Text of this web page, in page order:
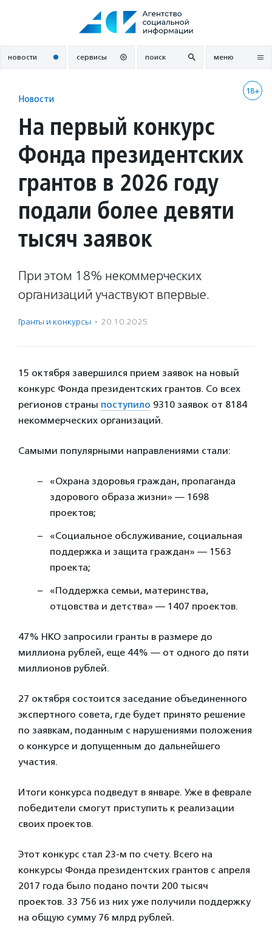
новости сервисы поиск меню
18+
Новости
На первый конкурс
Фонда президентских
грантов в 2026 году
подали более девяти
тысяч заявок
При этом 18% некоммерческих
организаций участвуют впервые.
Гранты и конкурсы · 20.10.2025
15 октября завершился прием заявок на новый
конкурс Фонда президентских грантов. Со всех
регионов страны поступило 9310 заявок от 8184
некоммерческих организаций.
Самыми популярными направлениями стали:
«Охрана здоровья граждан, пропаганда
здорового образа жизни» — 1698
проектов;
«Социальное обслуживание, социальная
поддержка и защита граждан» — 1563
проекта;
«Поддержка семьи, материнства,
отцовства и детства» — 1407 проектов.
47% НКО запросили гранты в размере до
миллиона рублей, еще 44% — от одного до пяти
миллионов рублей.
27 октября состоится заседание объединенного
экспертного совета, где будет принято решение
по заявкам, поданным с нарушениями положения
о конкурсе и допущенным до дальнейшего
участия.
Итоги конкурса подведут в январе. Уже в феврале
победители смогут приступить к реализации
своих проектов.
Этот конкурс стал 23-м по счету. Всего на
конкурсы Фонда президентских грантов с апреля
2017 года было подано почти 200 тысяч
проектов. 33 756 из них уже получили поддержку
на общую сумму 76 млрд рублей.